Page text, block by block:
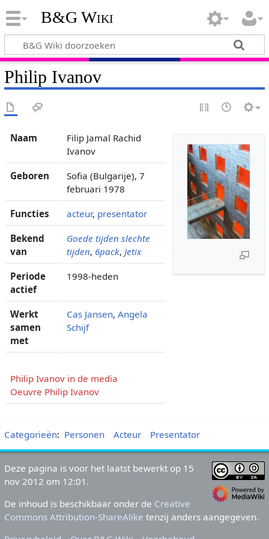
B&G Wiki
Philip Ivanov
Naam
Filip Jamal Rachid
Ivanov
Geboren
Sofia (Bulgarije), 7
februari 1978
Functies acteur, presentator
Bekend
van
Goede tijden slechte
tijden, 6pack, Jetix
Periode
actief
1998-heden
Werkt
samen
met
Cas Jansen, Angela
Schijf
Philip Ivanov in de media
Oeuvre Philip Ivanov
Categorieën: Personen Acteur Presentator
Deze pagina is voor het laatst bewerkt op 15
nov 2012 om 12:01.
De inhoud is beschikbaar onder de Creative
Commons Attribution-ShareAlike tenzij anders aangegeven.